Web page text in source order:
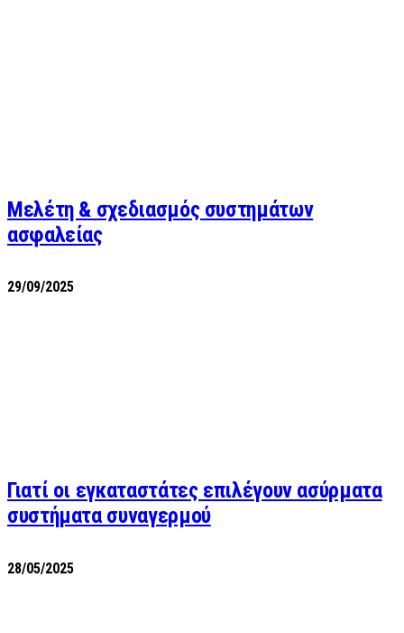
Μελέτη & σχεδιασμός συστημάτων
ασφαλείας
29/09/2025
Γιατί οι εγκαταστάτες επιλέγουν ασύρματα
συστήματα συναγερμού
28/05/2025